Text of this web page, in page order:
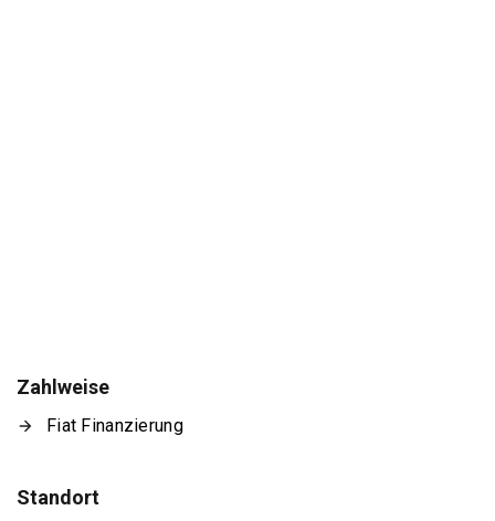
Zahlweise
Fiat Finanzierung
Standort